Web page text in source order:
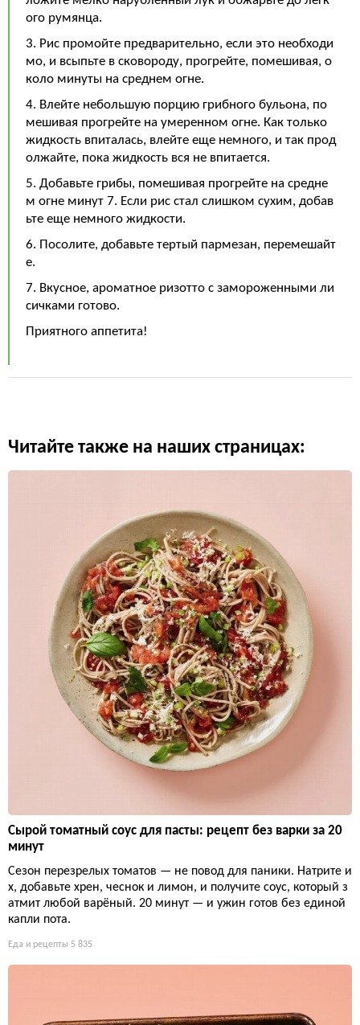
ого румянца.
3. Рис промойте предварительно, если это необходи
мо, и всыпьте в сковороду, прогрейте, помешивая, о
коло минуты на среднем огне.
4. Влейте небольшую порцию грибного бульона, по
мешивая прогрейте на умеренном огне. Как только
жидкость впиталась, влейте еще немного, и так прод
олжайте, пока жидкость вся не впитается.
5. Добавьте грибы, помешивая прогрейте на средне
м огне минут 7. Если рис стал слишком сухим, добав
ьте еще немного жидкости.
6. Посолите, добавьте тертый пармезан, перемешайт
е.
7. Вкусное, ароматное ризотто с замороженными ли
сичками готово.
Приятного аппетита!
Читайте также на наших страницах:
Сырой томатный соус для пасты: рецепт без варки за 20
минут
Сезон перезрелых томатов — не повод для паники. Натрите и
х, добавьте хрен, чеснок и лимон, и получите соус, который з
атмит любой варёный. 20 минут — и ужин готов без единой
капли пота.
Еда и рецепты 5 835